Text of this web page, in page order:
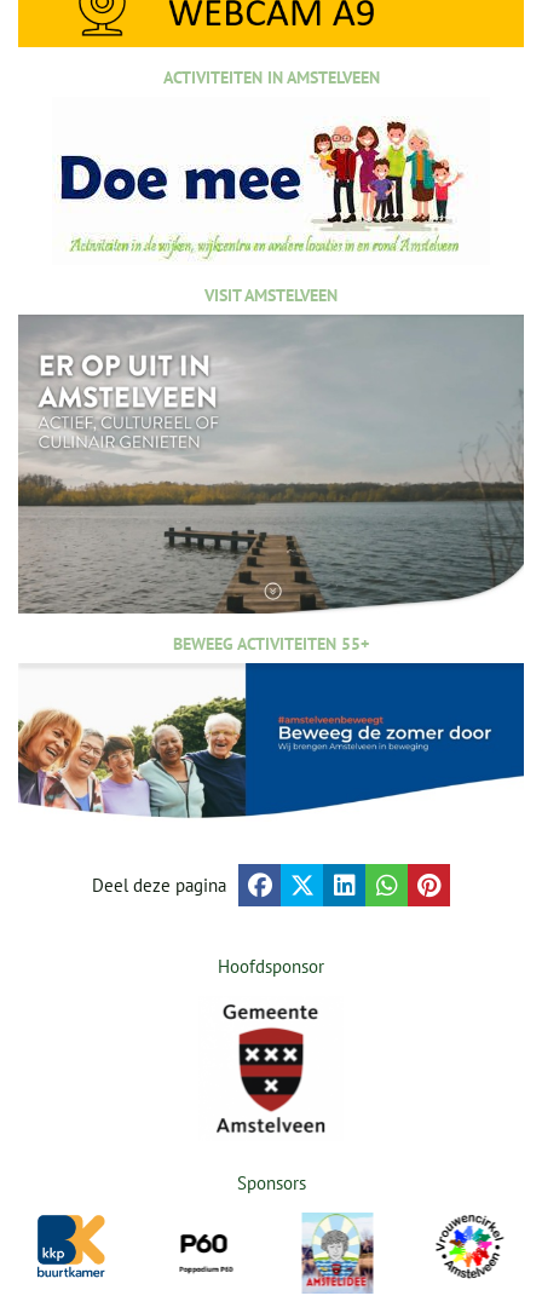
ACTIVITEITEN IN AMSTELVEEN
VISIT AMSTELVEEN
BEWEEG ACTIVITEITEN 55+
Deel deze pagina
Hoofdsponsor
Sponsors